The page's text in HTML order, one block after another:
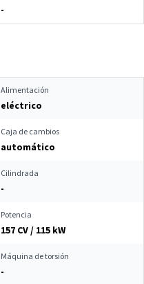
-
Alimentación
eléctrico
Caja de cambios
automático
Cilindrada
-
Potencia
157 CV / 115 kW
Máquina de torsión
-